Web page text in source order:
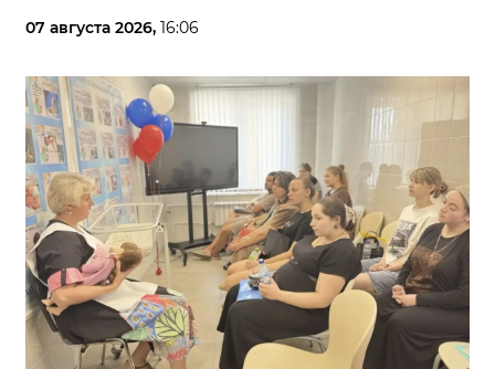
07 августа 2026, 16:06